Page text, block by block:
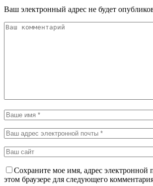
Ваш электронный адрес не будет
Сохраните мое имя, адрес электронной
этом браузере для следующего